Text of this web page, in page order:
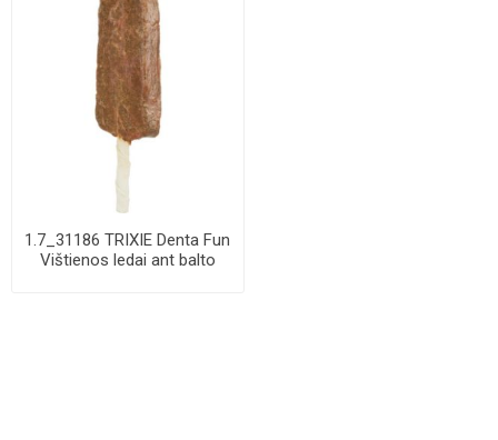
1.7_31186 TRIXIE Denta Fun
Vištienos ledai ant balto